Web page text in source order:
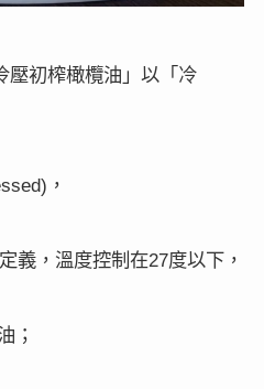
壓初榨橄欖油」以「冷
，
義，溫度控制在27度以下，
；